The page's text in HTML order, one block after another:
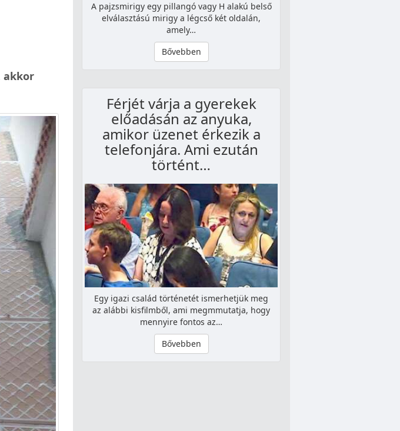
akkor
A pajzsmirigy egy pillangó vagy H alakú belső
elválasztású mirigy a légcső két oldalán,
amely…
Bővebben
Férjét várja a gyerekek
előadásán az anyuka,
amikor üzenet érkezik a
telefonjára. Ami ezután
történt…
Egy igazi család történetét ismerhetjük meg
az alábbi kisfilmből, ami megmmutatja, hogy
mennyire fontos az…
Bővebben